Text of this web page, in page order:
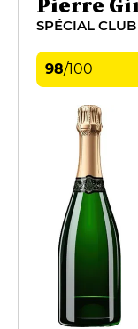
SPÉCIAL CLUB
98/100